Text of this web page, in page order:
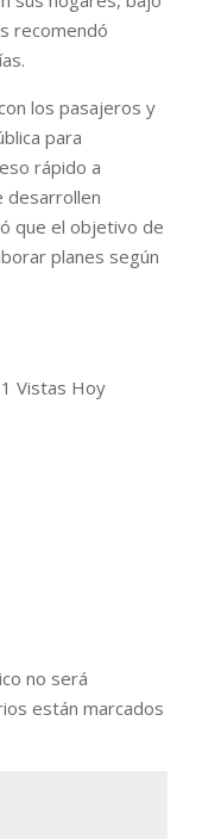
recomendó
los pasajeros y
para
rápido a
desarrollen
que el objetivo de
planes según
Vistas Hoy
no será
están marcados